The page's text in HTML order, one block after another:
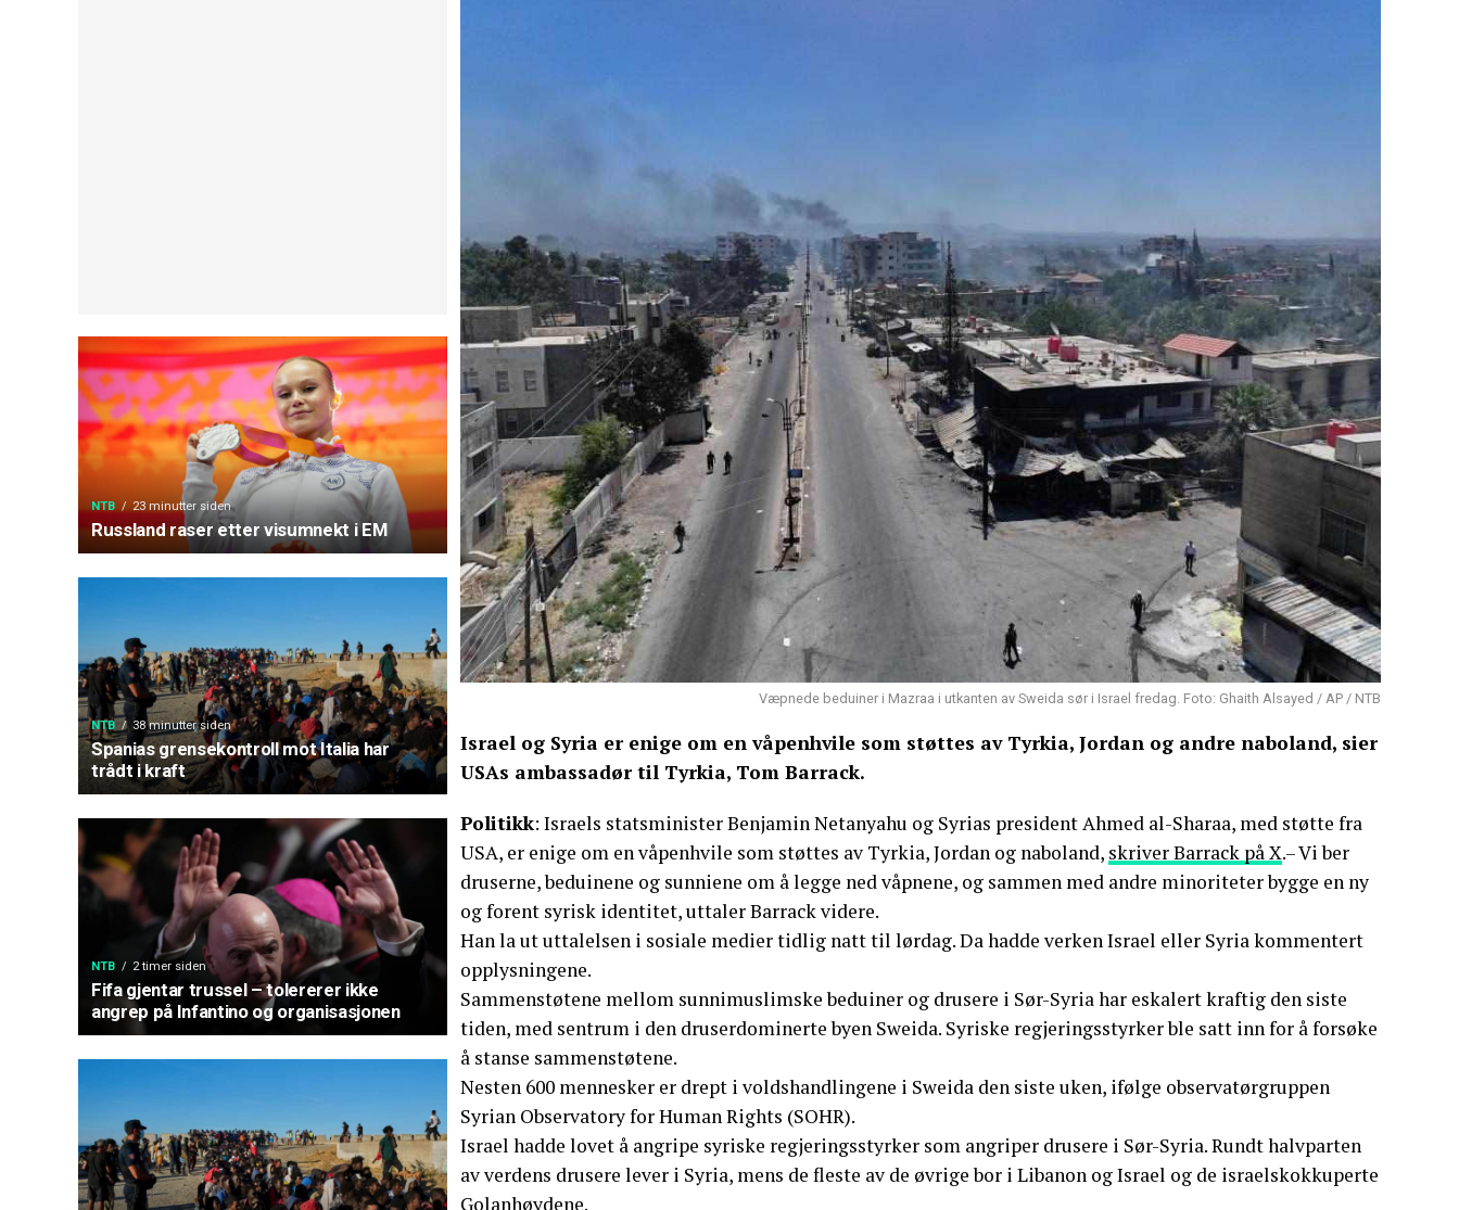
NTB 23 minutter siden
Russland raser etter visumnekt i EM
NTB 38 minutter siden
Spanias grensekontroll mot Italia har
trådt i kraft
NTB 2 timer siden
Fifa gjentar trussel – tolererer ikke
angrep på Infantino og organisasjonen
Væpnede beduiner i Mazraa i utkanten av Sweida sør i Israel fredag. Foto: Ghaith Alsayed / AP / NTB
Israel og Syria er enige om en våpenhvile som støttes av Tyrkia, Jordan og andre naboland, sier
USAs ambassadør til Tyrkia, Tom Barrack.
Politikk: Israels statsminister Benjamin Netanyahu og Syrias president Ahmed al-Sharaa, med støtte fra
USA, er enige om en våpenhvile som støttes av Tyrkia, Jordan og naboland, skriver Barrack på X.– Vi ber
druserne, beduinene og sunniene om å legge ned våpnene, og sammen med andre minoriteter bygge en ny
og forent syrisk identitet, uttaler Barrack videre.
Han la ut uttalelsen i sosiale medier tidlig natt til lørdag. Da hadde verken Israel eller Syria kommentert
opplysningene.
Sammenstøtene mellom sunnimuslimske beduiner og drusere i Sør-Syria har eskalert kraftig den siste
tiden, med sentrum i den druserdominerte byen Sweida. Syriske regjeringsstyrker ble satt inn for å forsøke
å stanse sammenstøtene.
Nesten 600 mennesker er drept i voldshandlingene i Sweida den siste uken, ifølge observatørgruppen
Syrian Observatory for Human Rights (SOHR).
Israel hadde lovet å angripe syriske regjeringsstyrker som angriper drusere i Sør-Syria. Rundt halvparten
av verdens drusere lever i Syria, mens de fleste av de øvrige bor i Libanon og Israel og de israelskokkuperte
Golanhøydene.